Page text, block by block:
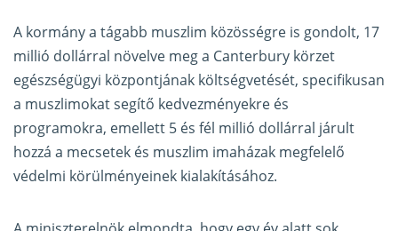
A kormány a tágabb muszlim közösségre is gondolt, 17
millió dollárral növelve meg a Canterbury körzet
egészségügyi központjának költségvetését, specifikusan
a muszlimokat segítő kedvezményekre és
programokra, emellett 5 és fél millió dollárral járult
hozzá a mecsetek és muszlim imaházak megfelelő
védelmi körülményeinek kialakításához.